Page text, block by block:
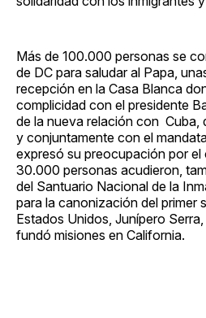
Más de 100.000 personas se
de DC para saludar al Papa,
recepción en la Casa Blanca
complicidad con el presidente
de la nueva relación con Cuba,
y conjuntamente con el
expresó su preocupación por el
30.000 personas acudieron,
del Santuario Nacional de la
para la canonización del primer
Estados Unidos, Junípero
fundó misiones en California.